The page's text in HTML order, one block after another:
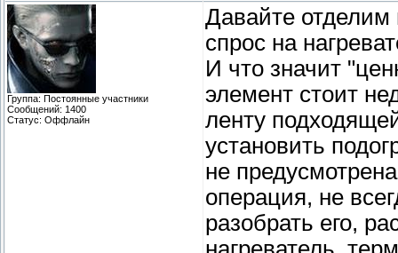
Группа: Постоянные участники
Сообщений: 1400
Статус: Оффлайн
Давайте отделим
спрос на
И что значит
элемент стоит
ленту
установить
не
операция, не
разобрать его,